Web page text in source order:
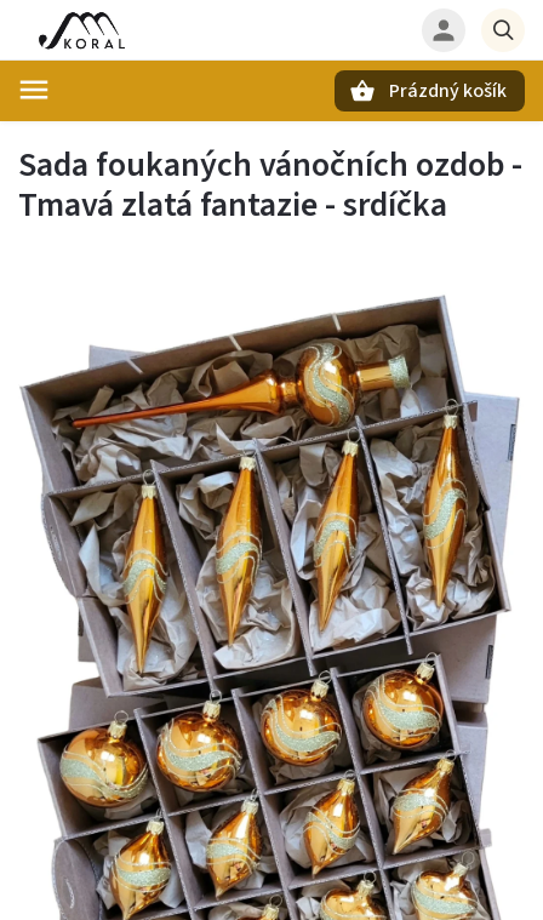
Prázdný košík
Sada foukaných vánočních ozdob -
Tmavá zlatá fantazie - srdíčka